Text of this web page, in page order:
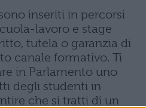
inseriti in percorsi
lavoro e stage
tutela o garanzia di
canale formativo. Ti
in Parlamento uno
degli studenti in
che si tratti di un